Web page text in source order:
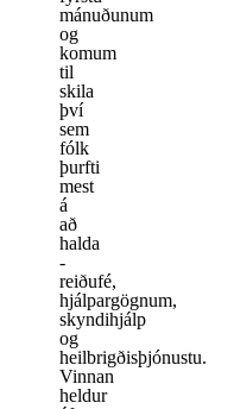
mánuðunum
og
komum
til
skila
því
sem
fólk
þurfti
mest
á
að
halda
-
reiðufé,
hjálpargögnum,
skyndihjálp
og
heilbrigðisþjónustu.
Vinnan
heldur